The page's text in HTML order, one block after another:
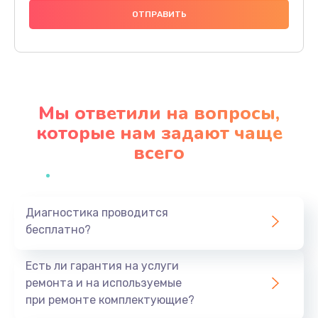
1000 руб.
Заказать
Профилактическая чистка
Заказать
Мы ответили на вопросы,
которые нам задают чаще
всего
Диагностика проводится
бесплатно?
Есть ли гарантия на услуги
ремонта и на используемые
при ремонте комплектующие?